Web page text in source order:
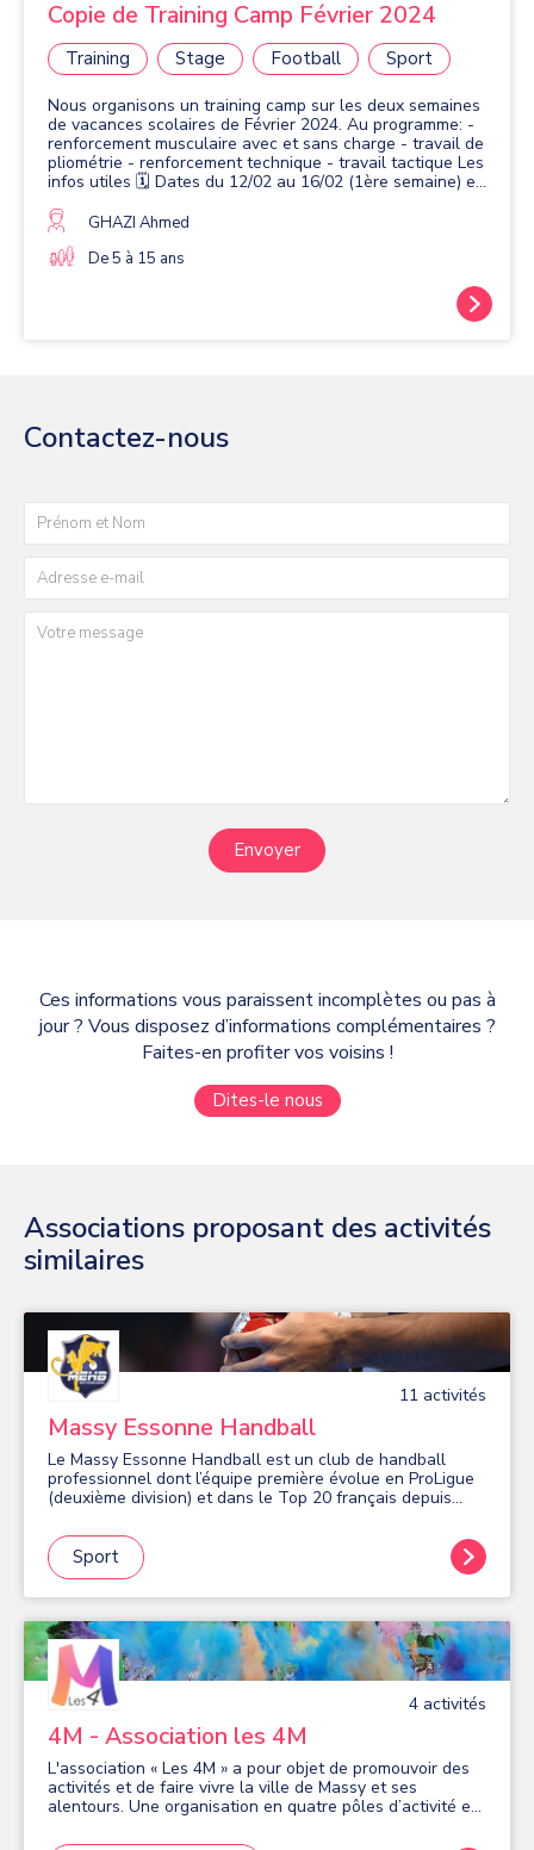
Copie de Training Camp Février 2024
Training Stage Football Sport
Nous organisons un training camp sur les deux semaines
de vacances scolaires de Février 2024. Au programme: -
renforcement musculaire avec et sans charge - travail de
pliométrie - renforcement technique - travail tactique Les
infos utiles 🗓️ Dates du 12/02 au 16/02 (1ère semaine) et
17h 🍲 Apporter un repas froid ou chaud (micro ondes
disponibles pour réchauffer les plats). 🍰 Le goûter n’est
pas obligatoire. Le mieux c’est qu’ils goûtent à la maison.
GHAZI Ahmed
De 5 à 15 ans
Contactez-nous
Envoyer
Ces informations vous paraissent incomplètes ou pas à
jour ? Vous disposez d’informations complémentaires ?
Faites-en profiter vos voisins !
Dites-le nous
Associations proposant des activités
similaires
11 activités
Massy Essonne Handball
Le Massy Essonne Handball est un club de handball
professionnel dont l’équipe première évolue en ProLigue
(deuxième division) et dans le Top 20 français depuis
phare à Massy, avec 18 collectifs, des seniors au baby-
hand.Sport
4 activités
4M - Association les 4M
L'association « Les 4M » a pour objet de promouvoir des
activités et de faire vivre la ville de Massy et ses
alentours. Une organisation en quatre pôles d’activité est
de réaliser son objet : • L'association organise, par